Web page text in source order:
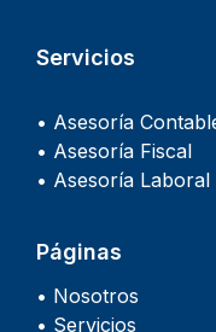
Servicios
• Asesoría
• Asesoría Fiscal
• Asesoría Laboral
Páginas
• Nosotros
• Servicios